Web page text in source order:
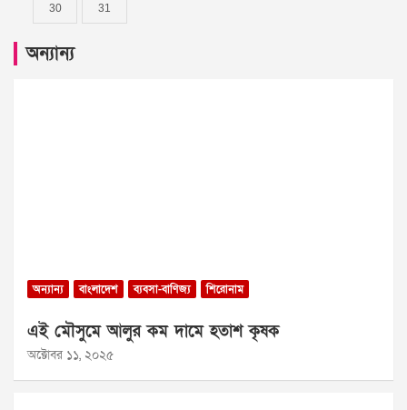
30 31
অন্যান্য
অন্যান্য বাংলাদেশ ব্যবসা-বাণিজ্য শিরোনাম
এই মৌসুমে আলুর কম দামে হতাশ কৃষক
অক্টোবর ১১, ২০২৫